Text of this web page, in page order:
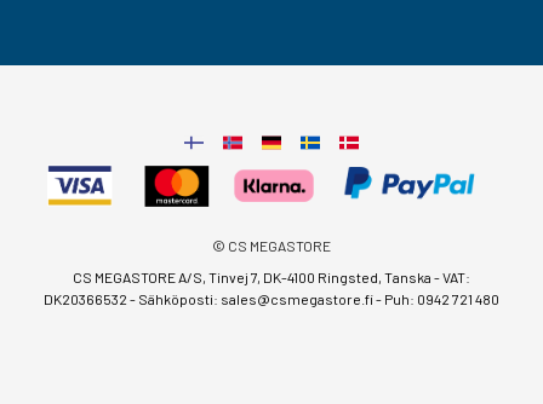
© CS MEGASTORE
CS MEGASTORE A/S, Tinvej 7, DK-4100 Ringsted, Tanska - VAT:
DK20366532 - Sähköposti: sales@csmegastore.fi- Puh: 0942 721 480